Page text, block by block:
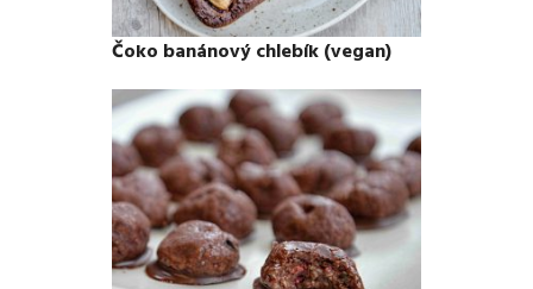
Čoko banánový chlebík (vegan)